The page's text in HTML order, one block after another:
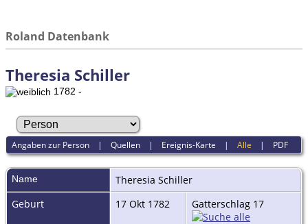
Roland Datenbank
Theresia Schiller
1782 -
Angaben zur Person |Quellen | Ereignis-Karte |Alle | PDF
Name Theresia Schiller
Geburt
17 Okt 1782 Gatterschlag 17